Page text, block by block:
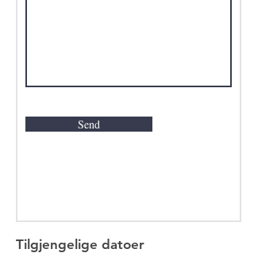
Send
Tilgjengelige datoer